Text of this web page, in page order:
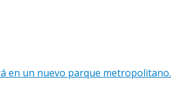
en un nuevo parque metropolitano.